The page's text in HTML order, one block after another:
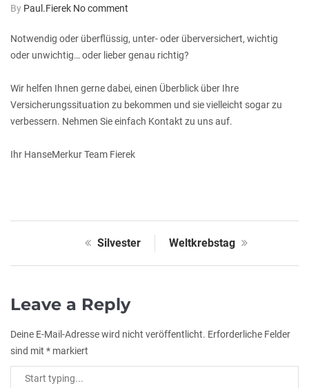
By Paul.Fierek No comment
Notwendig oder überflüssig, unter- oder überversichert, wichtig
oder unwichtig… oder lieber genau richtig?
Wir helfen Ihnen gerne dabei, einen Überblick über Ihre
Versicherungssituation zu bekommen und sie vielleicht sogar zu
verbessern. Nehmen Sie einfach Kontakt zu uns auf.
Ihr HanseMerkur Team Fierek
Silvester Weltkrebstag
Leave a Reply
Deine E-Mail-Adresse wird nicht veröffentlicht. Erforderliche Felder
sind mit * markiert